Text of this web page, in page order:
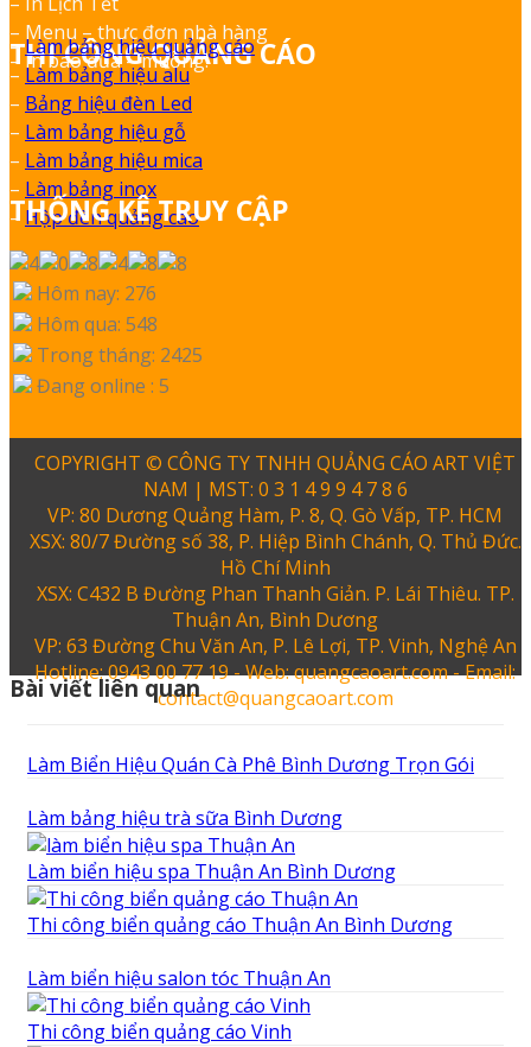
– Menu – thực đơn nhà hàng
– In bao đũa – muỗng.
THI CÔNG QUẢNG CÁO
–Làm bảng hiệu quảng cáo
– Làm bảng hiệu alu
– Bảng hiệu đèn Led
– Làm bảng hiệu gỗ
– Làm bảng hiệu mica
– Làm bảng inox
– Hộp đèn quảng cáo
THỐNG KÊ TRUY CẬP
Hôm nay: 276
Hôm qua: 548
Trong tháng: 2425
Đang online : 5
COPYRIGHT © CÔNG TY TNHH QUẢNG CÁO ART VIỆT
NAM | MST: 0 3 1 4 9 9 4 7 8 6
VP: 80 Dương Quảng Hàm, P. 8, Q. Gò Vấp, TP. HCM
XSX: 80/7 Đường số 38, P. Hiệp Bình Chánh, Q. Thủ Đức.
Hồ Chí Minh
XSX: C432 B Đường Phan Thanh Giản. P. Lái Thiêu. TP.
Thuận An, Bình Dương
VP: 63 Đường Chu Văn An, P. Lê Lợi, TP. Vinh, Nghệ An
Hotline: 0943 00 77 19 - Web: quangcaoart.com - Email:
contact@quangcaoart.com
Bài viết liên quan
Làm Biển Hiệu Quán Cà Phê Bình Dương Trọn Gói
Làm bảng hiệu trà sữa Bình Dương
Làm biển hiệu spa Thuận An Bình Dương
Thi công biển quảng cáo Thuận An Bình Dương
Làm biển hiệu salon tóc Thuận An
Thi công biển quảng cáo Vinh